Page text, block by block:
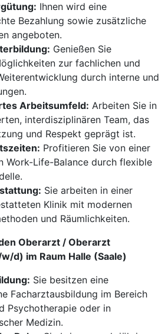
Ihnen wird eine
Bezahlung sowie zusätzliche
angeboten.
Genießen Sie
zur fachlichen und
durch interne und
Arbeitsumfeld: Arbeiten Sie in
interdisziplinären Team, das
und Respekt geprägt ist.
Profitieren Sie von einer
Work-Life-Balance durch flexible
Sie arbeiten in einer
Klinik mit modernen
und Räumlichkeiten.
Oberarzt / Oberarzt
d) im Raum Halle (Saale)
Sie besitzen eine
Facharztausbildung im Bereich
Psychotherapie oder in
Medizin.